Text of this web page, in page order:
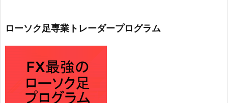
ローソク足専業トレーダープログラム